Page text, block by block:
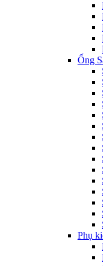
Ống
Phụ